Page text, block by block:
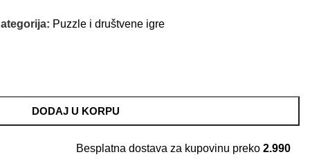
Puzzle i društvene igre
DODAJ U KORPU
Besplatna dostava za kupovinu preko 2.990